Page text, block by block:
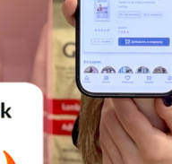
КОГТЕТОЧКА
ВРАЩАЮЩИМИСЯ